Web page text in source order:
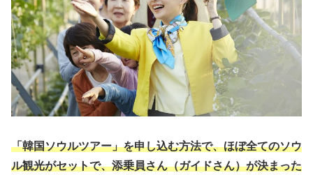
「韓国ソウルツアー」を申し込む方法で、ほぼ全てのソウ
ル観光がセットで、添乗員さん（ガイドさん）が決まった